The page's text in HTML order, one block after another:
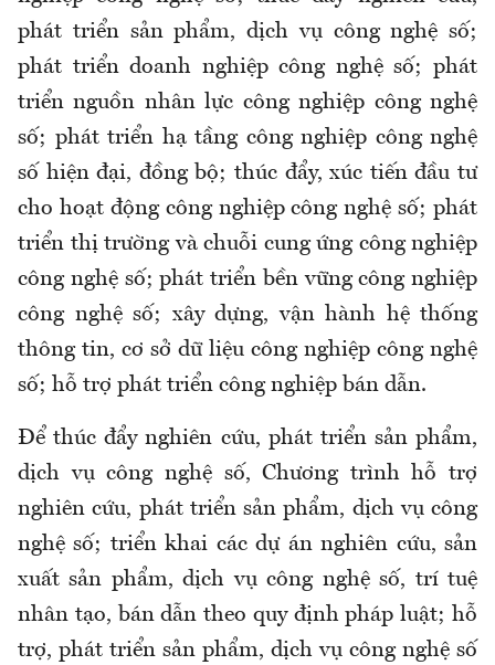
phát triển sản phẩm, dịch vụ công nghệ số;
phát triển doanh nghiệp công nghệ số; phát
triển nguồn nhân lực công nghiệp công nghệ
số; phát triển hạ tầng công nghiệp công nghệ
số hiện đại, đồng bộ; thúc đẩy, xúc tiến đầu tư
cho hoạt động công nghiệp công nghệ số; phát
triển thị trường và chuỗi cung ứng công nghiệp
công nghệ số; phát triển bền vững công nghiệp
công nghệ số; xây dựng, vận hành hệ thống
thông tin, cơ sở dữ liệu công nghiệp công nghệ
số; hỗ trợ phát triển công nghiệp bán dẫn.
Để thúc đẩy nghiên cứu, phát triển sản phẩm,
dịch vụ công nghệ số, Chương trình hỗ trợ
nghiên cứu, phát triển sản phẩm, dịch vụ công
nghệ số; triển khai các dự án nghiên cứu, sản
xuất sản phẩm, dịch vụ công nghệ số, trí tuệ
nhân tạo, bán dẫn theo quy định pháp luật; hỗ
trợ, phát triển sản phẩm, dịch vụ công nghệ số